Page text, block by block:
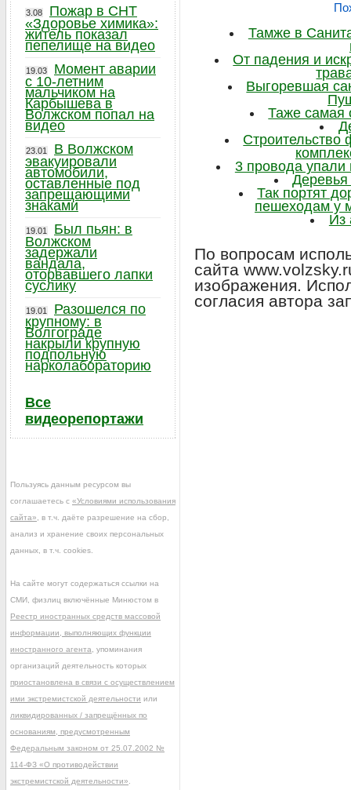
Тамже в
От падения и
Выгоревшая
Таже самая
Строительство
3 провода упали
Деревья
Так портят
пешеходам у
Из
По вопросам
сайта
изображения.
согласия автора
3.08
Пожар в СНТ
«Здоровье химика»:
житель показал
пепелище на видео
19.03
Момент аварии
с 10-летним
мальчиком на
Карбышева в
Волжском попал на
видео
23.01
В Волжском
эвакуировали
автомобили,
оставленные под
запрещающими
знаками
19.01
Был пьян: в
Волжском
задержали
вандала,
оторвавшего лапки
суслику
19.01
Разошелся по
крупному: в
Волгограде
накрыли крупную
подпольную
нарколабораторию
Все
видеорепортажи
Пользуясь данным ресурсом вы
соглашаетесь с «Условиями использования
сайта» , в т.ч. даёте разрешение на сбор,
анализ и хранение своих персональных
данных, в т.ч. cookies.
На сайте могут содержаться ссылки на
СМИ, физлиц включённые Минюстом в
Реестр иностранных средств массовой
информации, выполняющих функции
иностранного агента , упоминания
организаций деятельность которых
приостановлена в связи с осуществлением
ими экстремистской деятельности или
ликвидированных / запрещённых по
основаниям, предусмотренным
Федеральным законом от 25.07.2002 №
114-ФЗ «О противодействии
экстремистской деятельности»